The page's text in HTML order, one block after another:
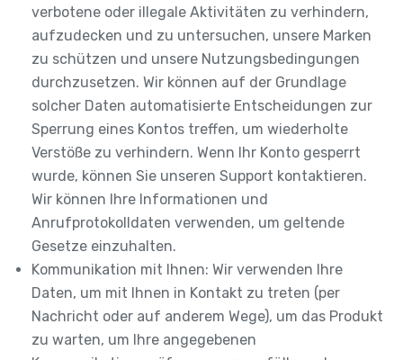
verbotene oder illegale Aktivitäten zu verhindern,
aufzudecken und zu untersuchen, unsere Marken
zu schützen und unsere Nutzungsbedingungen
durchzusetzen. Wir können auf der Grundlage
solcher Daten automatisierte Entscheidungen zur
Sperrung eines Kontos treffen, um wiederholte
Verstöße zu verhindern. Wenn Ihr Konto gesperrt
wurde, können Sie unseren Support kontaktieren.
Wir können Ihre Informationen und
Anrufprotokolldaten verwenden, um geltende
Gesetze einzuhalten.
Kommunikation mit Ihnen: Wir verwenden Ihre
Daten, um mit Ihnen in Kontakt zu treten (per
Nachricht oder auf anderem Wege), um das Produkt
zu warten, um Ihre angegebenen